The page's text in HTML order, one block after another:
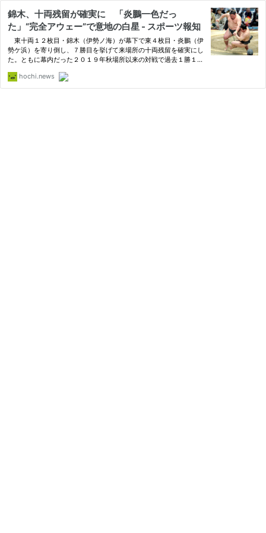
錦木、十両残留が確実に 「炎鵬一色だっ
た」“完全アウェー”で意地の白星 - スポーツ報知
東十両１２枚目・錦木（伊勢ノ海）が幕下で東４枚目・炎鵬（伊
勢ケ浜）を寄り倒し、７勝目を挙げて来場所の十両残留を確実にし
た。ともに幕内だった２０１９年秋場所以来の対戦で過去１勝１
hochi.news